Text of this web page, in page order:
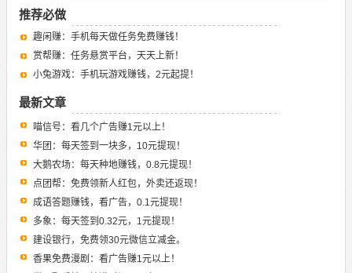
推荐必做
趣闲赚：手机每天做任务免费赚钱！
赏帮赚：任务悬赏平台，天天上新！
小兔游戏：手机玩游戏赚钱，2元起提！
最新文章
喵信号：看几个广告赚1元以上！
华团：每天签到一块多，10元提现！
大鹅农场：每天种地赚钱，0.8元提现！
点团帮：免费领新人红包，外卖还返现！
成语答题赚钱，看广告，0.1元提现！
多象：每天签到0.32元，1元提现！
建设银行，免费领30元微信立减金。
香果免费漫剧：看广告赚1元以上！